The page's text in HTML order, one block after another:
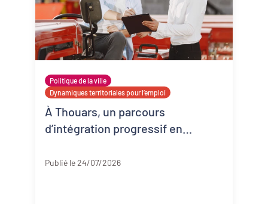
Politique de la ville
Dynamiques territoriales pour l’emploi
À Thouars, un parcours
d’intégration progressif en
Publié le 24/07/2026